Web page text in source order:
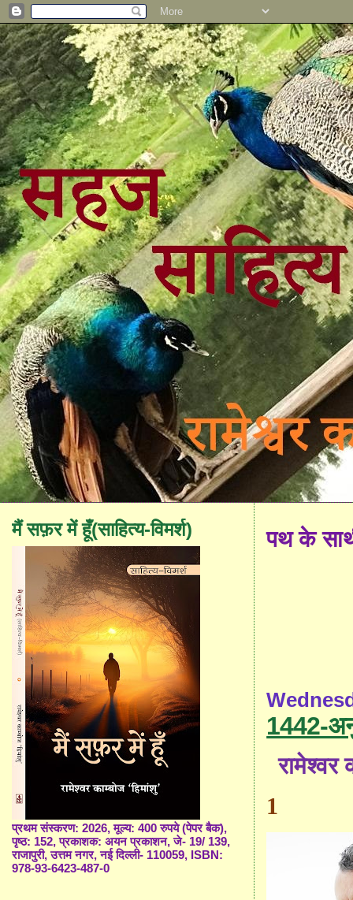
पथ के
1442-
रामेश्वर
1
मैं सफ़र में हूँ(साहित्य-विमर्श)
प्रथम संस्करण: 2026, मूल्य: 400 रुपये (पेपर बैक),
पृष्ठ: 152, प्रकाशक: अयन प्रकाशन, जे- 19/ 139,
राजापुरी, उत्तम नगर, नई दिल्ली- 110059, ISBN:
978-93-6423-487-0